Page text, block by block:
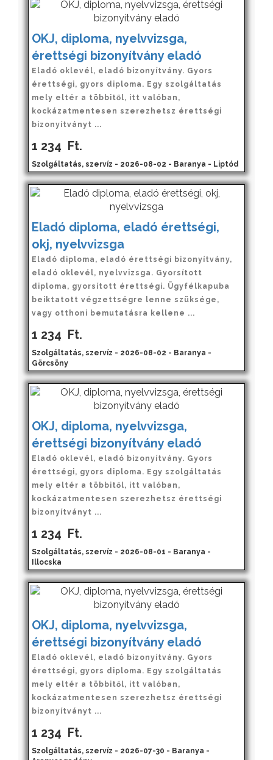
OKJ, diploma, nyelvvizsga,
érettségi bizonyítvány eladó
Eladó oklevél, eladó bizonyítvány. Gyors
érettségi, gyors diploma. Egy szolgáltatás
mely eltér a többitől, itt valóban,
kockázatmentesen szerezhetsz érettségi
bizonyítványt ...
1 234 Ft.
Szolgáltatás, szervíz - 2026-08-02 - Baranya - Liptód
Eladó diploma, eladó érettségi,
okj, nyelvvizsga
Eladó diploma, eladó érettségi bizonyítvány,
eladó oklevél, nyelvvizsga. Gyorsított
diploma, gyorsított érettségi. Ügyfélkapuba
beiktatott végzettségre lenne szüksége,
vagy otthoni bemutatásra kellene ...
1 234 Ft.
Szolgáltatás, szervíz - 2026-08-02 - Baranya -
Görcsöny
OKJ, diploma, nyelvvizsga,
érettségi bizonyítvány eladó
Eladó oklevél, eladó bizonyítvány. Gyors
érettségi, gyors diploma. Egy szolgáltatás
mely eltér a többitől, itt valóban,
kockázatmentesen szerezhetsz érettségi
bizonyítványt ...
1 234 Ft.
Szolgáltatás, szervíz - 2026-08-01 - Baranya -
Illocska
OKJ, diploma, nyelvvizsga,
érettségi bizonyítvány eladó
Eladó oklevél, eladó bizonyítvány. Gyors
érettségi, gyors diploma. Egy szolgáltatás
mely eltér a többitől, itt valóban,
kockázatmentesen szerezhetsz érettségi
bizonyítványt ...
1 234 Ft.
Szolgáltatás, szervíz - 2026-07-30 - Baranya -